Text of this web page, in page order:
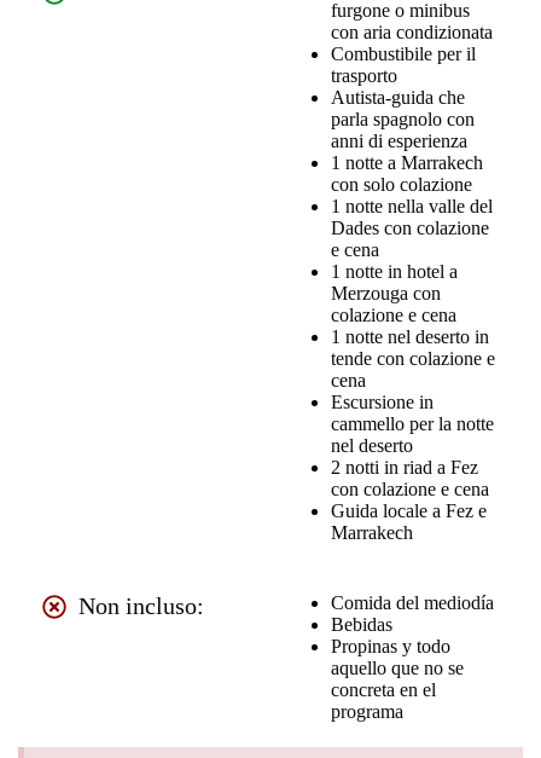
furgone o minibus
con aria condizionata
Combustibile per il
trasporto
Autista-guida che
parla spagnolo con
anni di esperienza
1 notte a Marrakech
con solo colazione
1 notte nella valle del
Dades con colazione
e cena
1 notte in hotel a
Merzouga con
colazione e cena
1 notte nel deserto in
tende con colazione e
cena
Escursione in
cammello per la notte
nel deserto
2 notti in riad a Fez
con colazione e cena
Guida locale a Fez e
Marrakech
Non incluso:
Comida del mediodía
Bebidas
Propinas y todo
aquello que no se
concreta en el
programa